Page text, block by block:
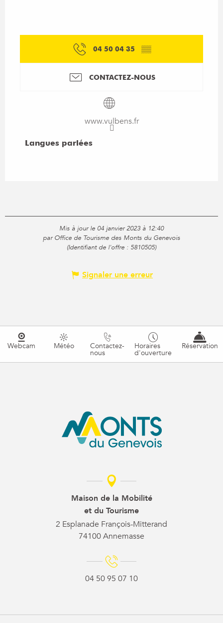
04 50 04 35 ▒▒
CONTACTEZ-NOUS
www.vulbens.fr
Langues parlées
Langues parlées
Mis à jour le 04 janvier 2023 à 12:40
par Office de Tourisme des Monts du Genevois
(Identifiant de l'offre : 5810505)
Signaler une erreur
Webcam Météo Contactez-
nous
Horaires
d'ouverture
Réservation
Maison de la Mobilité
et du Tourisme
2 Esplanade François-Mitterand
74100 Annemasse
04 50 95 07 10